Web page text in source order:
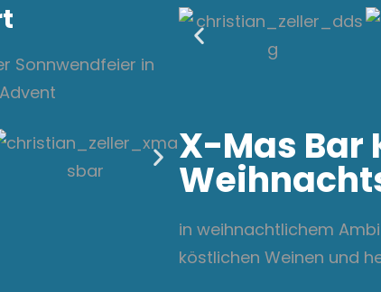
Sonnwendfeier in
X-Mas Bar
in weihnachtlichem
köstlichen Weinen und